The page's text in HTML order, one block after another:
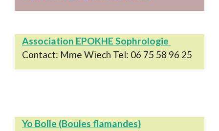
Association EPOKHE Sophrologie
Contact: Mme Wiech Tel: 06 75 58 96 25
Yo Bolle (Boules flamandes)